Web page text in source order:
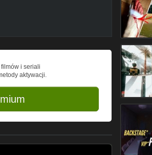
i seriali
aktywacji.